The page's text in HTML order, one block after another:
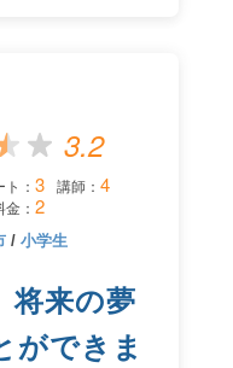
3.2
： 3 講師： 4
金： 2
/ 小学生
将来の夢
ができま